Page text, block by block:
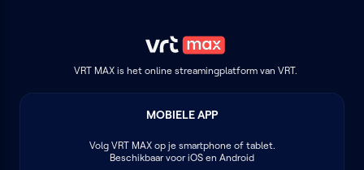
VRT MAX is het online streamingplatform van VRT.
MOBIELE APP
Volg VRT MAXop je smartphone of tablet.
Beschikbaar voor iOS en Android